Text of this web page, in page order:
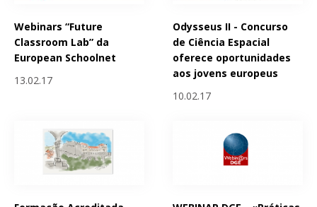
Webinars “Future
Classroom Lab” da
European Schoolnet
13.02.17
Odysseus II - Concurso
de Ciência Espacial
oferece oportunidades
aos jovens europeus
10.02.17